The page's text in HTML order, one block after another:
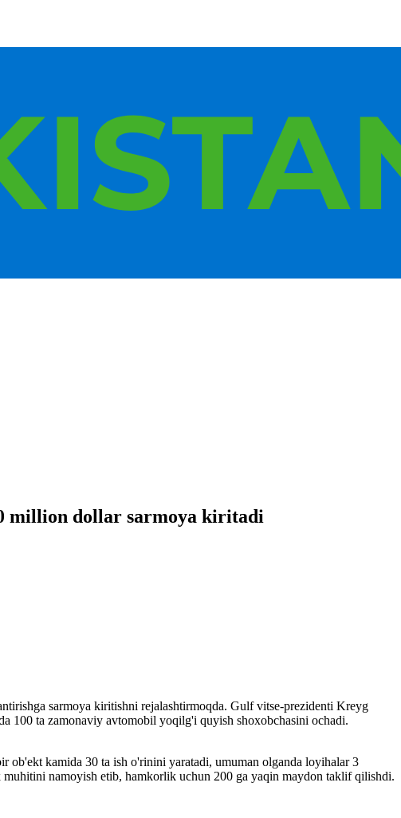
million dollar sarmoya kiritadi
sarmoya kiritishni rejalashtirmoqda. Gulf vitse-prezidenti Kreyg
100 ta zamonaviy avtomobil yoqilg'i quyish shoxobchasini ochadi.
kamida 30 ta ish o'rinini yaratadi, umuman olganda loyihalar 3
namoyish etib, hamkorlik uchun 200 ga yaqin maydon taklif qilishdi.